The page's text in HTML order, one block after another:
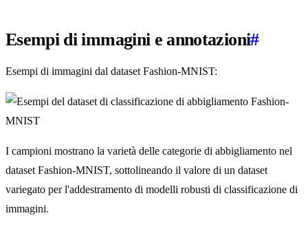
Esempi di immagini e annotazioni#
Esempi di immagini dal dataset Fashion-MNIST:
I campioni mostrano la varietà delle categorie di abbigliamento nel
dataset Fashion-MNIST, sottolineando il valore di un dataset
variegato per l'addestramento di modelli robusti di classificazione di
immagini.